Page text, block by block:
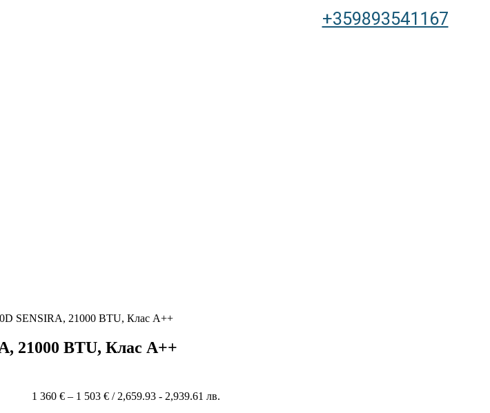
+359893541167
SENSIRA, 21000 BTU, Клас A++
21000 BTU, Клас A++
1 360 € – 1 503 €Price
/ 2,659.93 - 2,939.61 лв.